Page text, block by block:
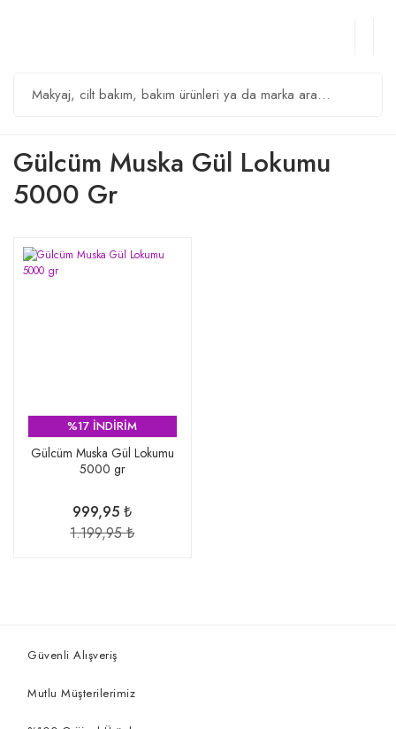
Gülcüm Muska Gül Lokumu
5000 Gr
%17 İNDİRİM
Gülcüm Muska Gül Lokumu
5000 gr
999,95 ₺
1.199,95 ₺
Güvenli Alışveriş
Mutlu Müşterilerimiz